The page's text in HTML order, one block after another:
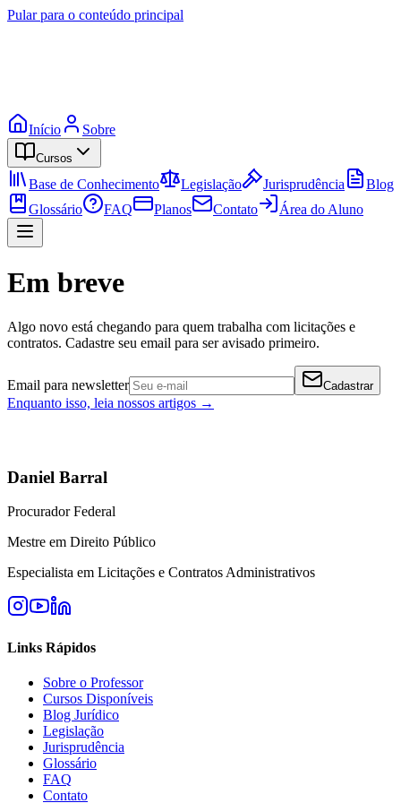
Pular para o conteúdo principal
Início Sobre
Cursos
Base de Conhecimento Legislação Jurisprudência
Blog
Glossário
FAQ Planos Contato Área do Aluno
Em breve
Algo novo está chegando para quem trabalha com licitações e
contratos. Cadastre seu email para ser avisado primeiro.
Email para newsletter Cadastrar
Enquanto isso, leia nossos artigos →
Daniel Barral
Procurador Federal
Mestre em Direito Público
Especialista em Licitações e Contratos Administrativos
Links Rápidos
Sobre o Professor
Cursos Disponíveis
Blog Jurídico
Legislação
Jurisprudência
Glossário
FAQ
Contato